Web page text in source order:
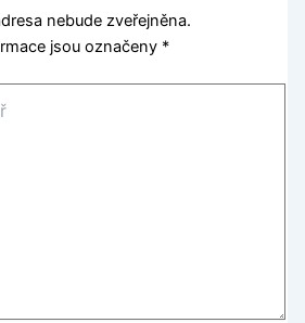
nebude zveřejněna.
jsou označeny *